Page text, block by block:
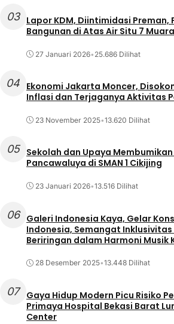
03
Lapor KDM, Diintimidasi Preman,
Bangunan di Atas Air Situ 7
27 Januari 2026• 25.686 Dilihat
04 Ekonomi Jakarta Moncer,
Inflasi dan Terjaganya Aktivitas
23 November 2025•13.620 Dilihat
05
Sekolah dan Upaya
Pancawaluya di SMAN 1 Cikijing
23 Januari 2026•13.516 Dilihat
06
Galeri Indonesia Kaya, Gelar
Indonesia, Semangat Inklusivitas
Beriringan dalam Harmoni Musik
28 Desember 2025•13.448 Dilihat
07
Gaya Hidup Modern Picu Risiko
Primaya Hospital Bekasi Barat
Center